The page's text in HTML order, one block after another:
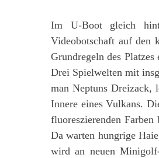
Im U-Boot gleich
Videobotschaft auf den
Grundregeln des
Drei Spielwelten mit
man Neptuns Dreizack,
Innere eines Vulkans.
fluoreszierenden
Da warten hungrige
wird an neuen